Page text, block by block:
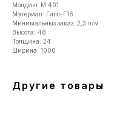
Молдинг М 401
Материал: Гипс-Г16
Минимальныз заказ: 2,3 п/м
Высота: 48
Толщина: 24
Ширина: 1000
Другие товары